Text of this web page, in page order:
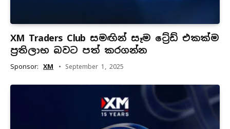
XM Traders Club සමඟින් සෑම ට්‍රේඩ් එකක්ම
ප්‍රතිලාභ බවට පත් කරගන්න
Sponsor: XM September 1, 2025